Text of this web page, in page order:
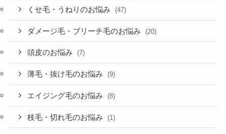
くせ毛・うねりのお悩み (47)
ダメージ毛・ブリーチ毛のお悩み (20)
頭皮のお悩み (7)
薄毛・抜け毛のお悩み (9)
エイジング毛のお悩み (8)
枝毛・切れ毛のお悩み (1)